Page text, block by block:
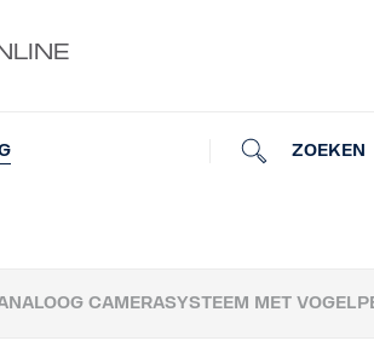
ZOEKEN
CAMERASYSTEEM MET